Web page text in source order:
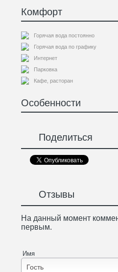
Комфорт
Горячая вода постоянно
Горячая вода по графику
Интернет
Парковка
Кафе, расторан
Особенности
Поделиться
Отзывы
На данный момент
первым.
Имя